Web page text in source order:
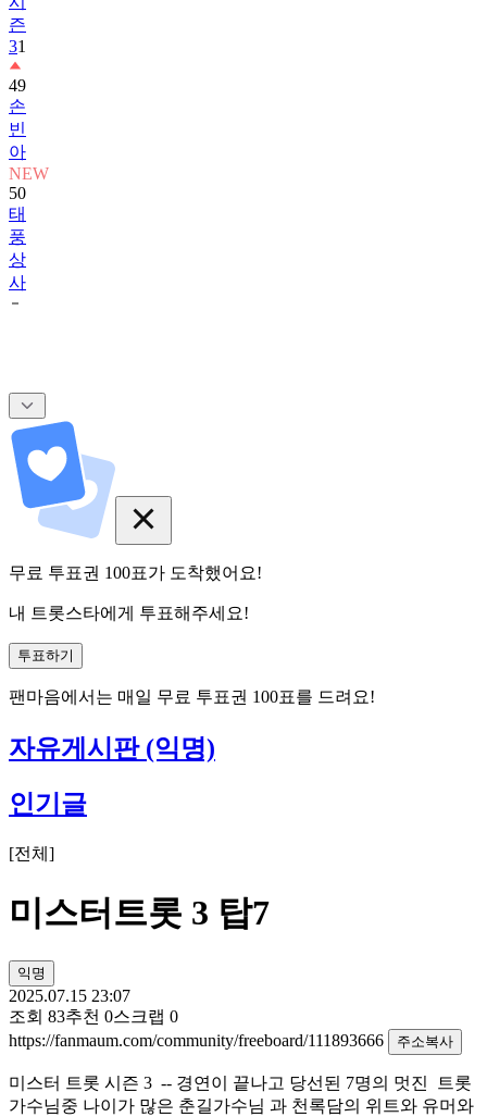
즌
31
49
손
빈
아
NEW
50
태
풍
상
사
무료 투표권 100표가 도착했어요!
내 트롯스타에게 투표해주세요!
투표하기
팬마음에서는 매일 무료 투표권 100표를 드려요!
자유게시판 (익명)
인기글
[전체 ]
미스터트롯 3 탑7
익명
2025.07.15 23:07
조회 83추천 0스크랩 0
https://fanmaum.com/community/freeboard/111893666
주소복사
미스터 트롯 시즌 3 -- 경연이 끝나고 당선된 7명의 멋진 트롯
가수님중 나이가 많은 춘길가수님 과 천록담의 위트와 유머와